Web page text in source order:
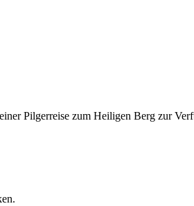
Pilgerreise zum Heiligen Berg zur